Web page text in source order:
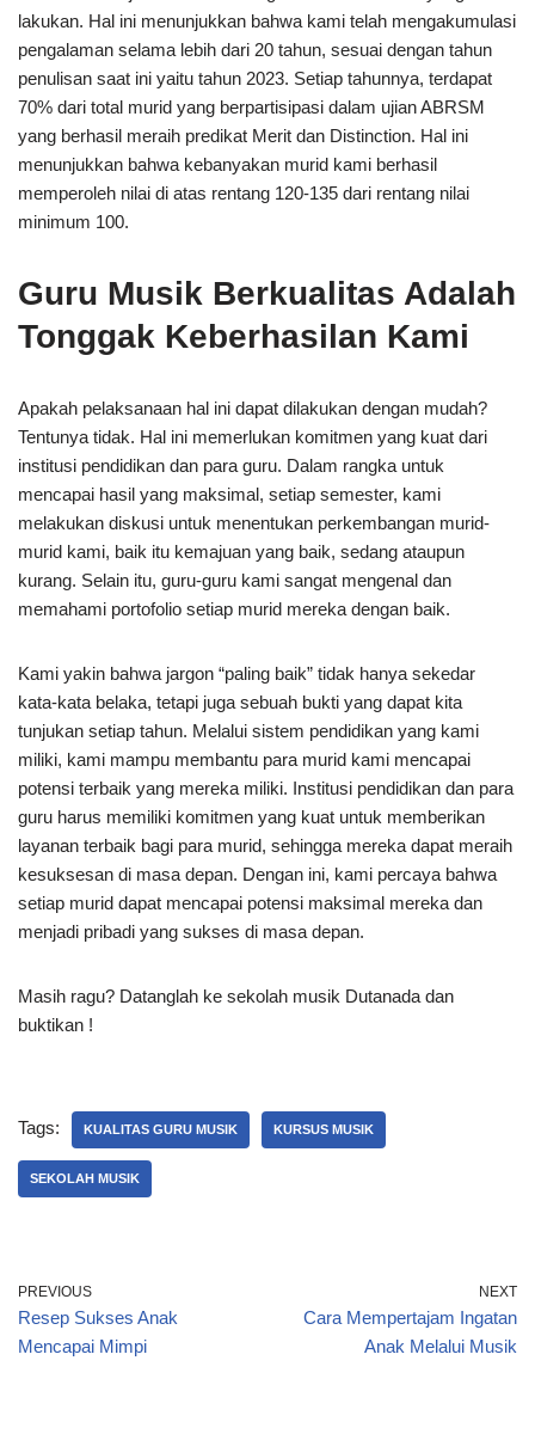
lakukan. Hal ini menunjukkan bahwa kami telah mengakumulasi
pengalaman selama lebih dari 20 tahun, sesuai dengan tahun
penulisan saat ini yaitu tahun 2023. Setiap tahunnya, terdapat
70% dari total murid yang berpartisipasi dalam ujian ABRSM
yang berhasil meraih predikat Merit dan Distinction. Hal ini
menunjukkan bahwa kebanyakan murid kami berhasil
memperoleh nilai di atas rentang 120-135 dari rentang nilai
minimum 100.
Guru Musik Berkualitas Adalah
Tonggak Keberhasilan Kami
Apakah pelaksanaan hal ini dapat dilakukan dengan mudah?
Tentunya tidak. Hal ini memerlukan komitmen yang kuat dari
institusi pendidikan dan para guru. Dalam rangka untuk
mencapai hasil yang maksimal, setiap semester, kami
melakukan diskusi untuk menentukan perkembangan murid-
murid kami, baik itu kemajuan yang baik, sedang ataupun
kurang. Selain itu, guru-guru kami sangat mengenal dan
memahami portofolio setiap murid mereka dengan baik.
Kami yakin bahwa jargon “paling baik” tidak hanya sekedar
kata-kata belaka, tetapi juga sebuah bukti yang dapat kita
tunjukan setiap tahun. Melalui sistem pendidikan yang kami
miliki, kami mampu membantu para murid kami mencapai
potensi terbaik yang mereka miliki. Institusi pendidikan dan para
guru harus memiliki komitmen yang kuat untuk memberikan
layanan terbaik bagi para murid, sehingga mereka dapat meraih
kesuksesan di masa depan. Dengan ini, kami percaya bahwa
setiap murid dapat mencapai potensi maksimal mereka dan
menjadi pribadi yang sukses di masa depan.
Masih ragu? Datanglah ke sekolah musik Dutanada dan
buktikan !
Tags: KUALITAS GURU MUSIK KURSUS MUSIK
SEKOLAH MUSIK
PREVIOUS
Resep Sukses Anak
Mencapai Mimpi
NEXT
Cara Mempertajam Ingatan
Anak Melalui Musik